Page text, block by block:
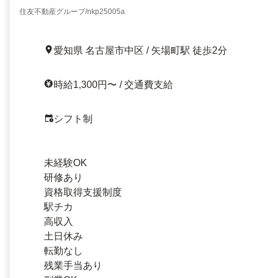
住友不動産グループ/nkp25005a
愛知県 名古屋市中区 / 矢場町駅 徒歩2分
時給1,300円〜 / 交通費支給
シフト制
未経験OK
研修あり
資格取得支援制度
駅チカ
高収入
土日休み
転勤なし
残業手当あり